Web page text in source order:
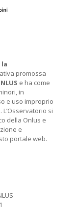
promossa
e ha come
in
e uso improprio
si
della Onlus e
e
portale web.